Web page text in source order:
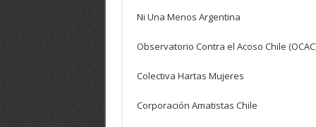
Ni Una Menos Argentina
Observatorio Contra el Acoso Chile
Colectiva Hartas Mujeres
Corporación Amatistas Chile